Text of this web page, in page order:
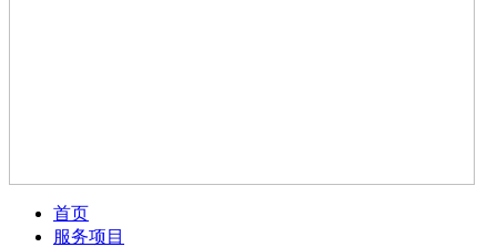
首页
服务项目